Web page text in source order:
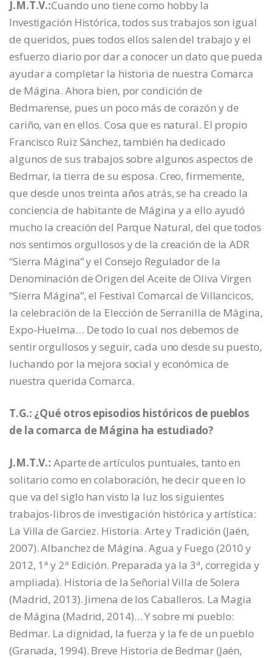
J.M.T.V.:Cuando uno tiene como hobby la
Investigación Histórica, todos sus trabajos son igual
de queridos, pues todos ellos salen del trabajo y el
esfuerzo diario por dar a conocer un dato que pueda
ayudar a completar la historia de nuestra Comarca
de Mágina. Ahora bien, por condición de
Bedmarense, pues un poco más de corazón y de
cariño, van en ellos. Cosa que es natural. El propio
Francisco Ruiz Sánchez, también ha dedicado
algunos de sus trabajos sobre algunos aspectos de
Bedmar, la tierra de su esposa. Creo, firmemente,
que desde unos treinta años atrás, se ha creado la
conciencia de habitante de Mágina y a ello ayudó
mucho la creación del Parque Natural, del que todos
nos sentimos orgullosos y de la creación de la ADR
“Sierra Mágina” y el Consejo Regulador de la
Denominación de Origen del Aceite de Oliva Virgen
“Sierra Mágina”, el Festival Comarcal de Villancicos,
la celebración de la Elección de Serranilla de Mágina,
Expo-Huelma… De todo lo cual nos debemos de
sentir orgullosos y seguir, cada uno desde su puesto,
luchando por la mejora social y económica de
nuestra querida Comarca.
T.G.: ¿Qué otros episodios históricos de pueblos
de la comarca de Mágina ha estudiado?
J.M.T.V.: Aparte de artículos puntuales, tanto en
solitario como en colaboración, he decir que en lo
que va del siglo han visto la luz los siguientes
trabajos-libros de investigación histórica y artística:
La Villa de Garciez. Historia. Arte y Tradición (Jaén,
2007). Albanchez de Mágina. Agua y Fuego (2010 y
2012, 1ª y 2ª Edición. Preparada ya la 3ª, corregida y
ampliada). Historia de la Señorial Villa de Solera
(Madrid, 2013). Jimena de los Caballeros. La Magia
de Mágina (Madrid, 2014)… Y sobre mi pueblo:
Bedmar. La dignidad, la fuerza y la fe de un pueblo
(Granada, 1994). Breve Historia de Bedmar (Jaén,